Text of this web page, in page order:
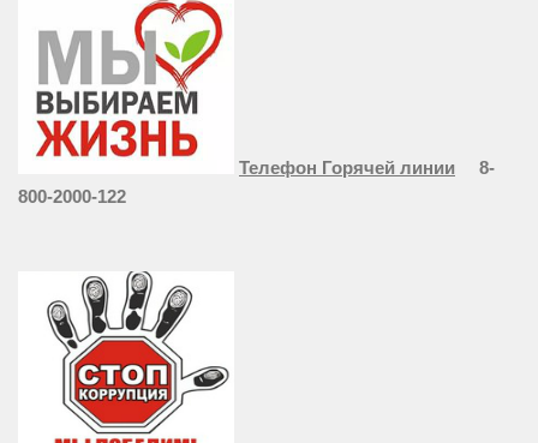
Телефон Горячей линии
8-
800-2000-122